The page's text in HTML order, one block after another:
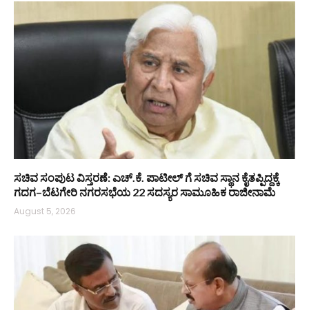
ಸಚಿವ ಸಂಪುಟ ವಿಸ್ತರಣೆ: ಎಚ್.ಕೆ. ಪಾಟೀಲ್ ಗೆ ಸಚಿವ ಸ್ಥಾನ ಕೈತಪ್ಪಿದ್ದಕ್ಕೆ
ಗದಗ–ಬೆಟಗೇರಿ ನಗರಸಭೆಯ 22 ಸದಸ್ಯರ ಸಾಮೂಹಿಕ ರಾಜೀನಾಮೆ
August 5, 2026